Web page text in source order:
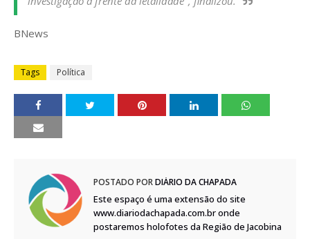
BNews
Tags Política
POSTADO PORDIÁRIO DA CHAPADA
Este espaço é uma extensão do site
www.diariodachapada.com.br onde
postaremos holofotes da Região de Jacobina